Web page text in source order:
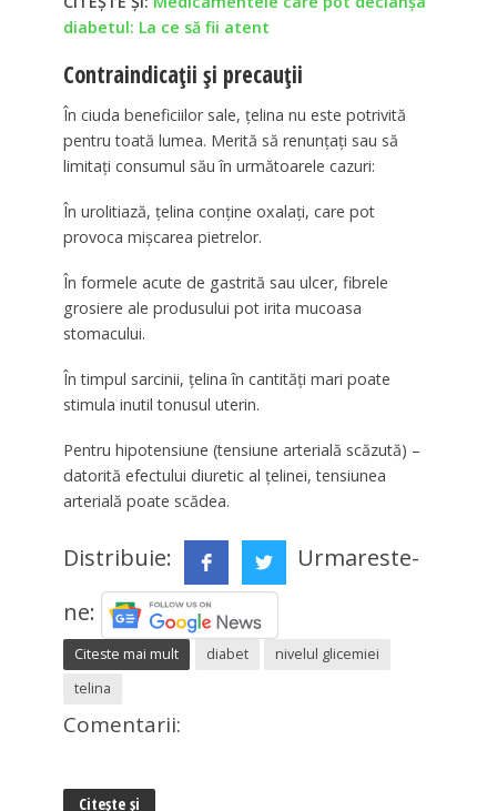
diabetul: La ce să fii atent
Contraindicații și precauții
În ciuda beneficiilor sale, țelina nu este potrivită
pentru toată lumea. Merită să renunțați sau să
limitați consumul său în următoarele cazuri:
În urolitiază, țelina conține oxalați, care pot
provoca mișcarea pietrelor.
În formele acute de gastrită sau ulcer, fibrele
grosiere ale produsului pot irita mucoasa
stomacului.
În timpul sarcinii, țelina în cantități mari poate
stimula inutil tonusul uterin.
Pentru hipotensiune (tensiune arterială scăzută) –
datorită efectului diuretic al țelinei, tensiunea
arterială poate scădea.
Distribuie:
Urmareste-
ne:
Citeste mai mult diabet
nivelul glicemiei
telina
Comentarii:
Citește și